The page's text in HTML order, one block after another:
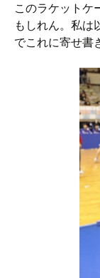
このラケットケ
もしれん。私は
でこれに寄せ書